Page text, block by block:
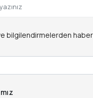
bilgilendirmelerden